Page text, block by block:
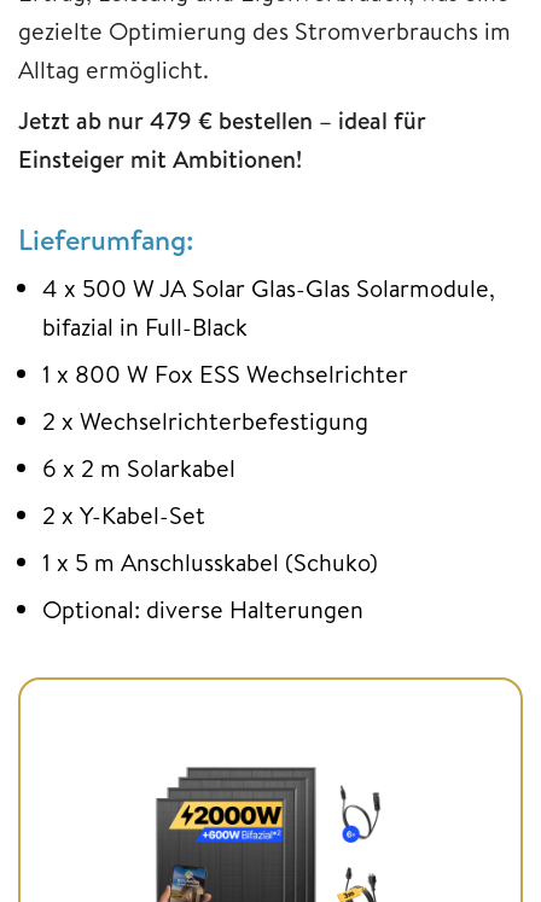
gezielte Optimierung des Stromverbrauchs im
Alltag ermöglicht.
Jetzt ab nur 479 € bestellen – ideal für
Einsteiger mit Ambitionen!
Lieferumfang:
4 x 500 W JA Solar Glas-Glas Solarmodule,
bifazial in Full-Black
1 x 800 W Fox ESS Wechselrichter
2 x Wechselrichterbefestigung
6 x 2 m Solarkabel
2 x Y-Kabel-Set
1 x 5 m Anschlusskabel (Schuko)
Optional: diverse Halterungen